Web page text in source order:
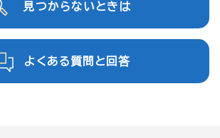
見つからないときは
よくある質問と回答